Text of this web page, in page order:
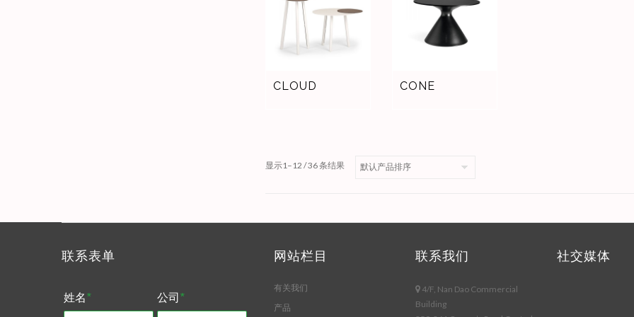
CLOUD CONE
显示1–12 / 36 条结果
联系表单
姓名* 公司 *
网站栏目
有关我们
产品
联系我们
4/F, Nan Dao Commercial
Building
社交媒体